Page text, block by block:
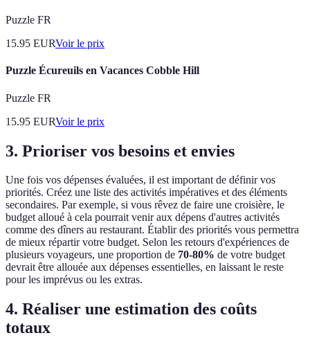
Puzzle FR
15.95 EURVoir le prix
Puzzle Écureuils en Vacances Cobble Hill
Puzzle FR
15.95 EURVoir le prix
3. Prioriser vos besoins et envies
Une fois vos dépenses évaluées, il est important de définir vos
priorités. Créez une liste des activités impératives et des éléments
secondaires. Par exemple, si vous rêvez de faire une croisière, le
budget alloué à cela pourrait venir aux dépens d'autres activités
comme des dîners au restaurant. Établir des priorités vous permettra
de mieux répartir votre budget. Selon les retours d'expériences de
plusieurs voyageurs, une proportion de 70-80% de votre budget
devrait être allouée aux dépenses essentielles, en laissant le reste
pour les imprévus ou les extras.
4. Réaliser une estimation des coûts
totaux